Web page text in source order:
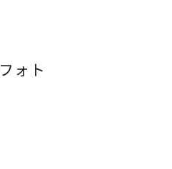
フォト